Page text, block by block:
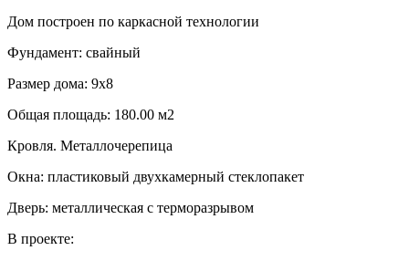
Дом построен по каркасной технологии
Фундамент: свайный
Размер дома: 9х8
Общая площадь: 180.00 м2
Кровля. Металлочерепица
Окна: пластиковый двухкамерный стеклопакет
Дверь: металлическая с терморазрывом
В проекте: